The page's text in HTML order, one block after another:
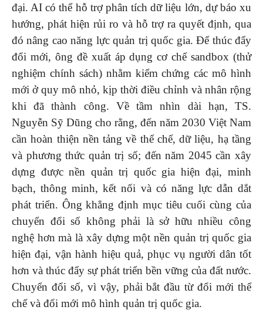
đại. AI có thể hỗ trợ phân tích dữ liệu lớn, dự báo xu
hướng, phát hiện rủi ro và hỗ trợ ra quyết định, qua
đó nâng cao năng lực quản trị quốc gia. Để thúc đẩy
đổi mới, ông đề xuất áp dụng cơ chế sandbox (thử
nghiệm chính sách) nhằm kiểm chứng các mô hình
mới ở quy mô nhỏ, kịp thời điều chỉnh và nhân rộng
khi đã thành công. Về tầm nhìn dài hạn, TS.
Nguyễn Sỹ Dũng cho rằng, đến năm 2030 Việt Nam
cần hoàn thiện nền tảng về thể chế, dữ liệu, hạ tầng
và phương thức quản trị số; đến năm 2045 cần xây
dựng được nền quản trị quốc gia hiện đại, minh
bạch, thông minh, kết nối và có năng lực dẫn dắt
phát triển. Ông khẳng định mục tiêu cuối cùng của
chuyển đổi số không phải là sở hữu nhiều công
nghệ hơn mà là xây dựng một nền quản trị quốc gia
hiện đại, vận hành hiệu quả, phục vụ người dân tốt
hơn và thúc đẩy sự phát triển bền vững của đất nước.
Chuyển đổi số, vì vậy, phải bắt đầu từ đổi mới thể
chế và đổi mới mô hình quản trị quốc gia.